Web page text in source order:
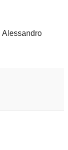
Alessandro